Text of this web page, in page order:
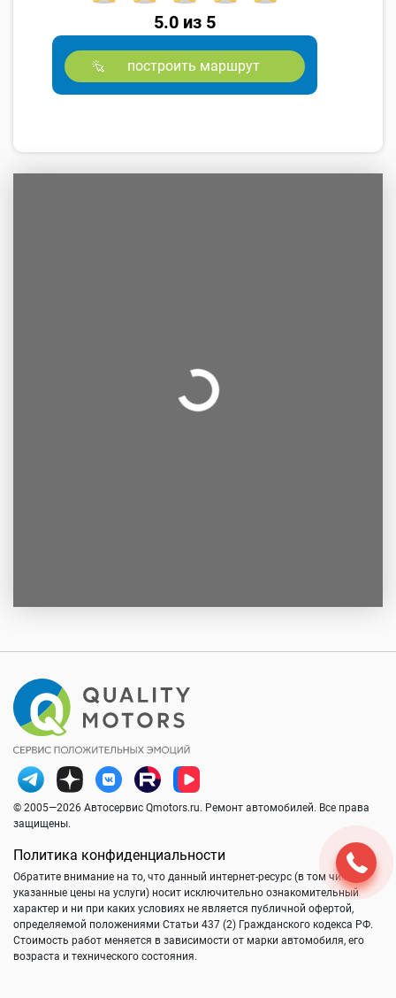
5.0 из 5
построить маршрут
© 2005—2026 Автосервис Qmotors.ru. Ремонт автомобилей. Все права
защищены.
Политика конфиденциальности
Обратите внимание на то, что данный интернет-ресурс (в том числе
указанные цены на услуги) носит исключительно ознакомительный
характер и ни при каких условиях не является публичной офертой,
определяемой положениями Статьи 437 (2) Гражданского кодекса РФ.
Стоимость работ меняется в зависимости от марки автомобиля, его
возраста и технического состояния.